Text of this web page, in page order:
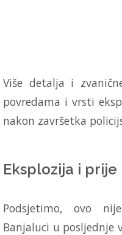
Više detalja i
povredama i vrsti
nakon završetka
Eksplozija i prije
Podsjetimo, ovo
Banjaluci u posljednje